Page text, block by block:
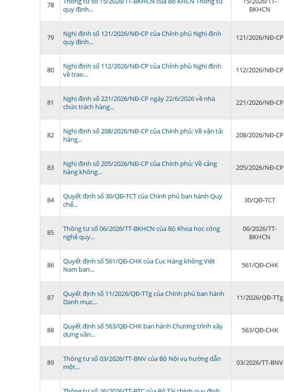
78
quy định...
BKHCN
79
Nghị định số 121/2026/NĐ-CP của Chính phủ Nghị định
quy định...
121/2026/NĐ-CP
80
Nghị định số 112/2026/NĐ-CP của Chính phủ Nghị định
về trao...
112/2026/NĐ-CP
81
Nghị định số 221/2026/NĐ-CP ngày 22/6/2026 về nhà
chức trách hàng...
221/2026/NĐ-CP
82
Nghị định số 208/2026/NĐ-CP của Chính phủ: Về vận tải
hàng...
208/2026/NĐ-CP
83
Nghị định số 205/2026/NĐ-CP của Chính phủ: Về cảng
hàng không...
205/2026/NĐ-CP
84
Quyết định số 30/QĐ-TCT của Chính phủ ban hành Quy
chế...
30/QĐ-TCT
85
Thông tư số 06/2026/TT-BKHCN của Bộ Khoa học công
nghệ quy...
06/2026/TT-
BKHCN
86
Quyết định số 561/QĐ-CHK của Cục Hàng không Việt
Nam ban...
561/QĐ-CHK
87
Quyết định số 11/2026/QĐ-TTg của Chính phủ ban hành
Danh mục...
11/2026/QĐ-TTg
88
Quyết định số 563/QĐ-CHK ban hành Chương trình xây
dựng văn...
563/QĐ-CHK
89
Thông tư số 03/2026/TT-BNV của Bộ Nội vụ hướng dẫn
một...
03/2026/TT-BNV